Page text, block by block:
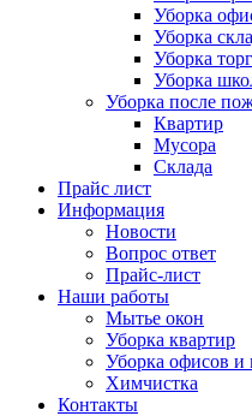
Уборка
Уборка
Уборка
Уборка
Уборка после
Квартир
Мусора
Склада
Прайс лист
Информация
Новости
Вопрос ответ
Прайс-лист
Наши работы
Мытье окон
Уборка квартир
Уборка офисов и
Химчистка
Контакты